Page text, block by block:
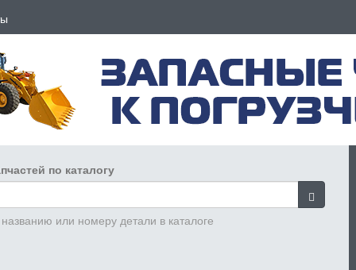
по каталогу
или номеру детали в каталоге